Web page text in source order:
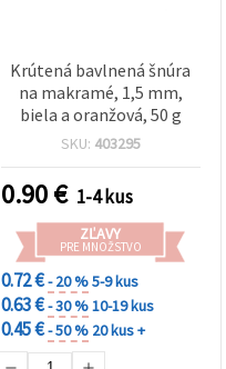
Krútená bavlnená šnúra
na makramé, 1,5 mm,
biela a oranžová, 50 g
SKU: 403295
0.90€ 1-4 kus
ZĽAVY
PRE MNOŽSTVO
0.72 €- 20 %5-9 kus
0.63 €- 30 %10-19 kus
0.45 €- 50 % 20 kus +